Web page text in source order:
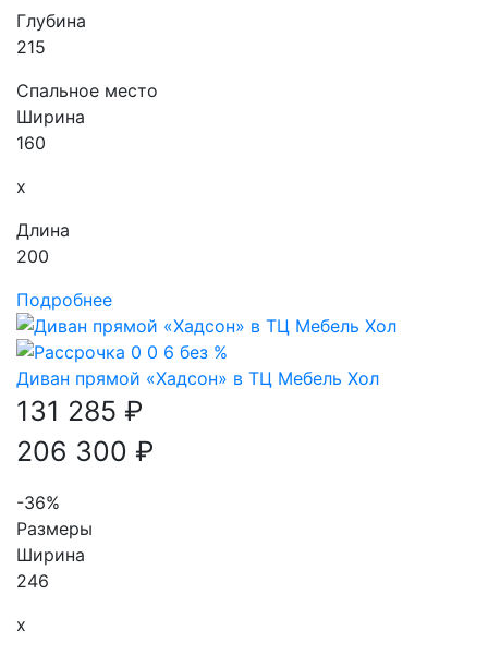
Глубина
215
Спальное место
Ширина
160
x
Длина
200
Подробнее
Диван прямой «Хадсон» в ТЦ Мебель Хол
131 285 ₽
206 300 ₽
-36%
Размеры
Ширина
246
x